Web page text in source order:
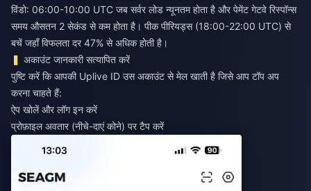
विंडो: 06:00-10:00 UTC जब सर्वर लोड न्यूनतम होता है और पेमेंट गेटवे रिस्पॉन्स
समय औसतन 2 सेकंड से कम होता है। पीक पीरियड्स (18:00-22:00 UTC) से
बचें जहाँ विफलता दर 47% से अधिक होती है।
अकाउंट जानकारी सत्यापित करें
पुष्टि करें कि आपकी Uplive ID उस अकाउंट से मेल खाती है जिसे आप टॉप अप
करना चाहते हैं:
ऐप खोलें और लॉग इन करें
प्रोफ़ाइल अवतार (नीचे-दाएं कोने) पर टैप करें